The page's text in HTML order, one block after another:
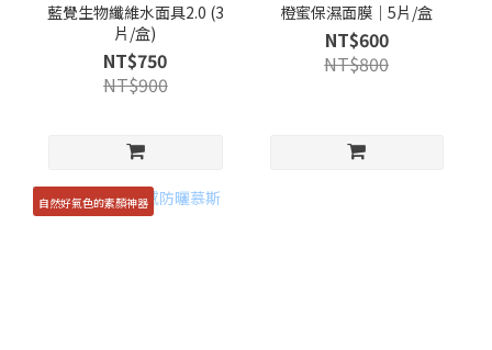
藍覺生物纖維水面具2.0 (3
片/盒)
NT$750
NT$900
橙蜜保濕面膜｜5片/盒
NT$600
NT$800
自然好氣色的素顏神器